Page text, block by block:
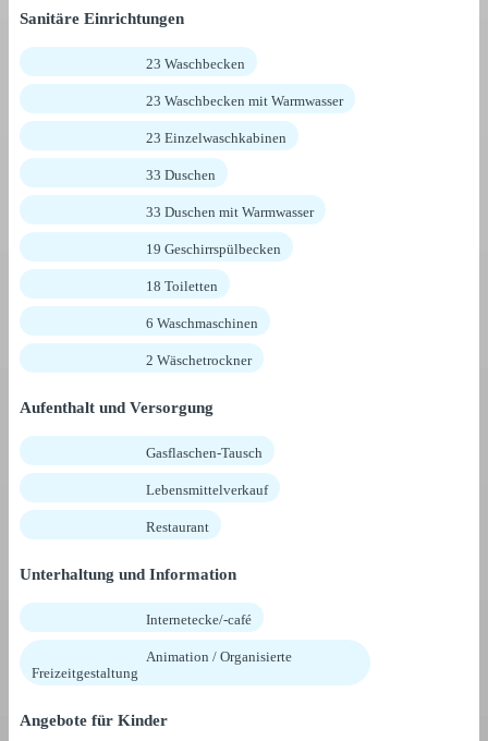
Sanitäre Einrichtungen
23 Waschbecken
23 Waschbecken mit Warmwasser
23 Einzelwaschkabinen
33 Duschen
33 Duschen mit Warmwasser
19 Geschirrspülbecken
18 Toiletten
6 Waschmaschinen
2 Wäschetrockner
Aufenthalt und Versorgung
Gasflaschen-Tausch
Lebensmittelverkauf
Restaurant
Unterhaltung und Information
Internetecke/-café
Animation / Organisierte
Freizeitgestaltung
Angebote für Kinder